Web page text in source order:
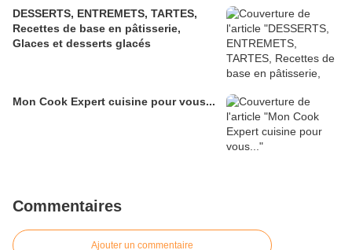
DESSERTS, ENTREMETS, TARTES,
Recettes de base en pâtisserie,
Glaces et desserts glacés
Mon Cook Expert cuisine pour vous...
Commentaires
Ajouter un commentaire